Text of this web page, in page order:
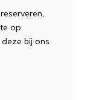
op
bij ons